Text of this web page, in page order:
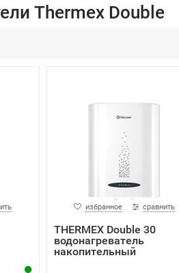
Thermex Double
избранное сравнить
THERMEX Double 30
водонагреватель
накопительный